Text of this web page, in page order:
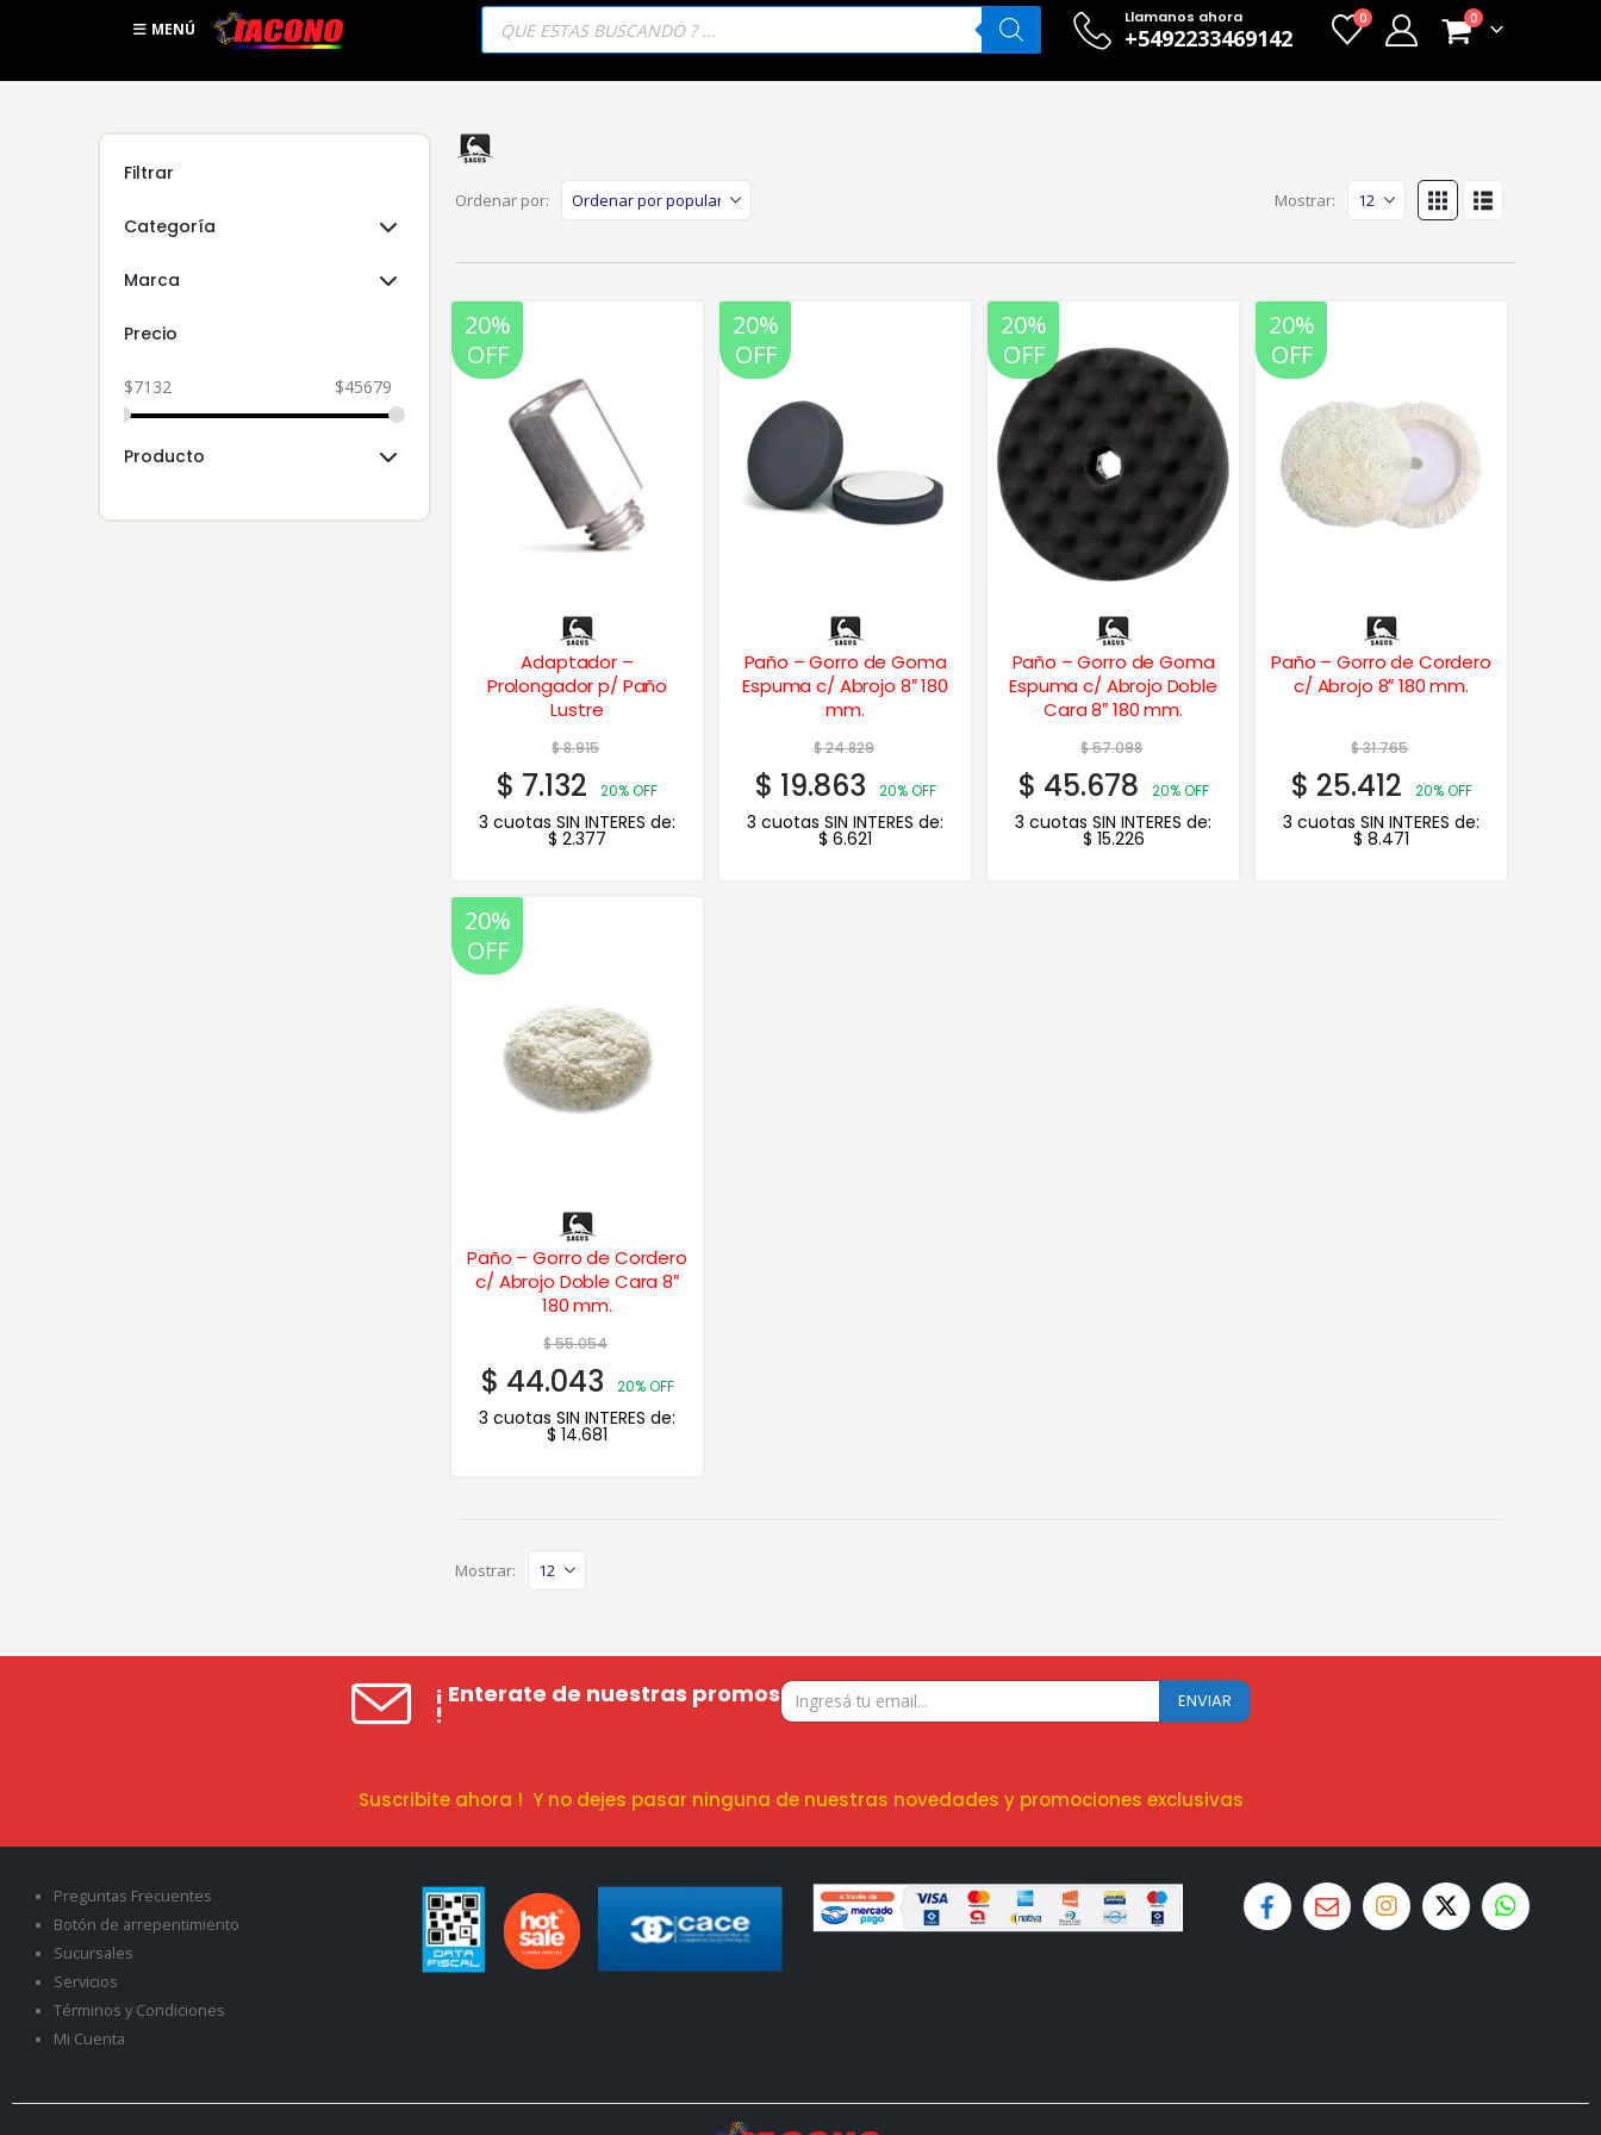
MENÚ
Búsqueda
productos
Llamanos ahora
+5492233469142
0 0
Ordenar por: Mostrar:
20%
OFF
Adaptador –
Prolongador p/ Paño
Lustre
$8.915
$ 7.132 20% OFF
3 cuotas SIN INTERES de:
$ 2.377
20%
OFF
Paño – Gorro de Goma
Espuma c/ Abrojo 8″ 180
mm.
$24.829
$ 19.863 20% OFF
3 cuotas SIN INTERES de:
$ 6.621
20%
OFF
Paño – Gorro de Goma
Espuma c/ Abrojo Doble
Cara 8″ 180 mm.
$57.098
$ 45.678 20% OFF
3 cuotas SIN INTERES de:
$ 15.226
20%
OFF
Paño – Gorro de Cordero
c/ Abrojo 8″ 180 mm.
$31.765
$ 25.412 20% OFF
3 cuotas SIN INTERES de:
$ 8.471
20%
OFF
Paño – Gorro de Cordero
c/ Abrojo Doble Cara 8″
180 mm.
$55.054
$ 44.043 20% OFF
3 cuotas SIN INTERES de:
$ 14.681
Mostrar:
Filtrar
Categoría
Marca
Precio
$7132 $45679
Producto
¡ Enterate de nuestras promos
!
Suscribite ahora ! Y no dejes pasar ninguna de nuestras novedades y promociones exclusivas
Preguntas Frecuentes
Botón de arrepentimiento
Sucursales
Servicios
Términos y Condiciones
Mi Cuenta